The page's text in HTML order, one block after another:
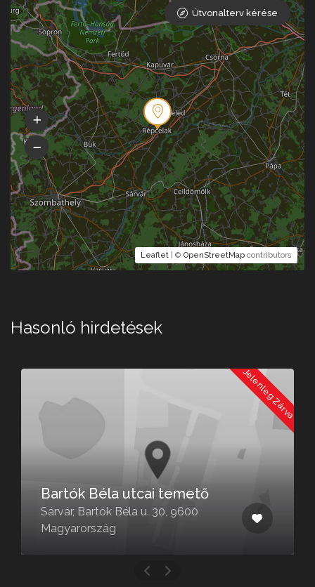
Leaflet | © OpenStreetMap contributors
Útvonalterv kérése
Hasonló hirdetések
Jelenleg Zárva
Bartók Béla utcai temető
Sárvár, Bartók Béla u. 30, 9600
Magyarország